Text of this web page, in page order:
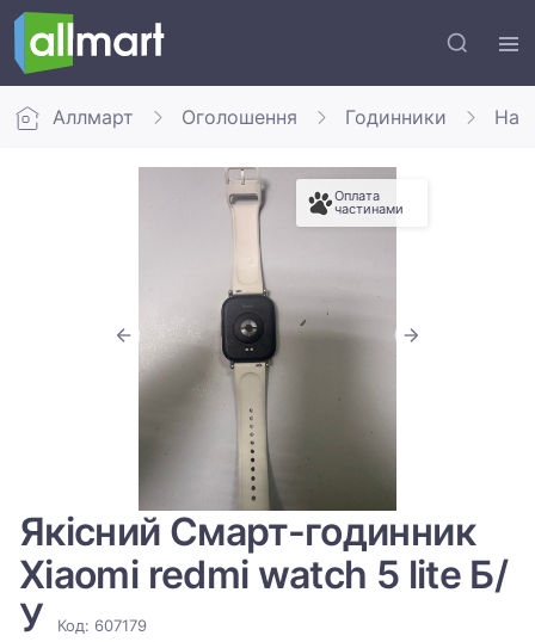
Аллмарт Оголошення Годинники
Оплата
частинами
Якісний Смарт-годинник
Xiaomi redmi watch 5 lite Б/
У
Код: 607179